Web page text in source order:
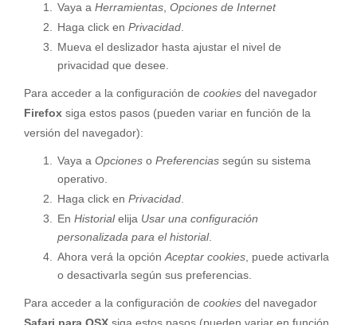
Vaya a Herramientas Opciones de Internet
Haga click en Privacidad
Mueva el deslizador hasta ajustar el nivel de
privacidad que desee.
Para acceder a la configuración de cookies del navegador
Firefox siga estos pasos (pueden variar en función de la
versión del navegador):
Vaya a Opciones o Preferencias según su sistema
operativo.
Haga click en Privacidad
En Historialelija Usar una configuración
personalizada para el historial.
Ahora verá la opción Aceptar cookies , puede activarla
o desactivarla según sus preferencias.
Para acceder a la configuración de cookies del navegador